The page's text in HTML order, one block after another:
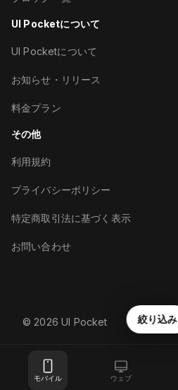
モバイル ウェブ
絞り込み
UI Pocketについて
UI Pocketについて
お知らせ・リリース
料金プラン
その他
利用規約
プライバシーポリシー
特定商取引法に基づく表示
お問い合わせ
©︎ 2026 UI Pocket